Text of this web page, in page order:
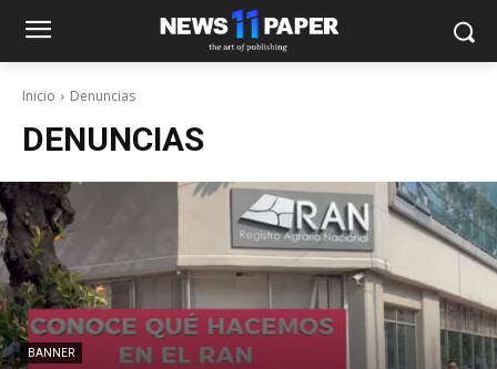
Inicio Denuncias
DENUNCIAS
BANNER